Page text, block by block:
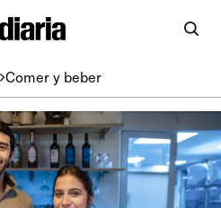
Comer y beber